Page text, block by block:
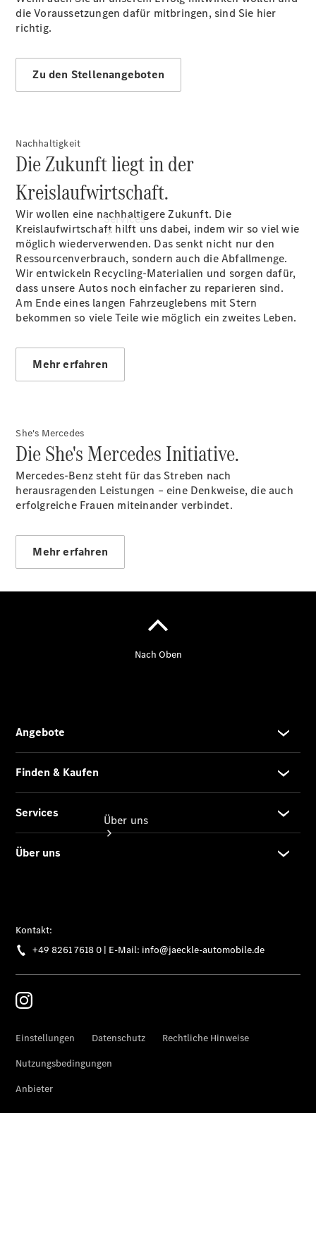
Sterne -
Rundum entspannt
zur Plakette
Services
Serviceangebote
Reifen &
Reparatur &
Werkstatt
Rückrufe &
Umrüstungen
Warnung: Betrug
Gebrauchtwagenkauf
Service für
Reisemobile
Unsere
Über uns
Kontakt
Kontaktformular
Events
die Voraussetzungen dafür mitbringen, sind Sie hier
richtig.
Zu den Stellenangeboten
Nachhaltigkeit
Die Zukunft liegt in der
Kreislaufwirtschaft.
Wir wollen eine nachhaltigere Zukunft. Die
Kreislaufwirtschaft hilft uns dabei, indem wir so viel wie
möglich wiederverwenden. Das senkt nicht nur den
Ressourcenverbrauch, sondern auch die Abfallmenge.
Wir entwickeln Recycling-Materialien und sorgen dafür,
dass unsere Autos noch einfacher zu reparieren sind.
Am Ende eines langen Fahrzeuglebens mit Stern
bekommen so viele Teile wie möglich ein zweites Leben.
Mehr erfahren
She's Mercedes
Die She's Mercedes Initiative.
Mercedes-Benz steht für das Streben nach
herausragenden Leistungen – eine Denkweise, die auch
erfolgreiche Frauen miteinander verbindet.
Mehr erfahren